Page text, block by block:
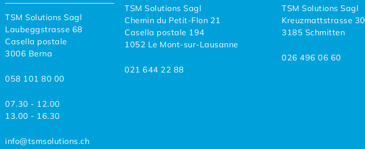
TSM Solutions Sagl
Laubeggstrasse 68
Casella postale
3006 Berna
058 101 80 00
07.30 - 12.00
13.00 - 16.30
info@tsmsolutions.ch
TSM Solutions Sagl
Chemin du Petit-Flon 21
Casella postale 194
1052 Le Mont-sur-Lausanne
021 644 22 88
TSM Solutions Sagl
Kreuzmattstrasse 30
3185 Schmitten
026 496 06 60